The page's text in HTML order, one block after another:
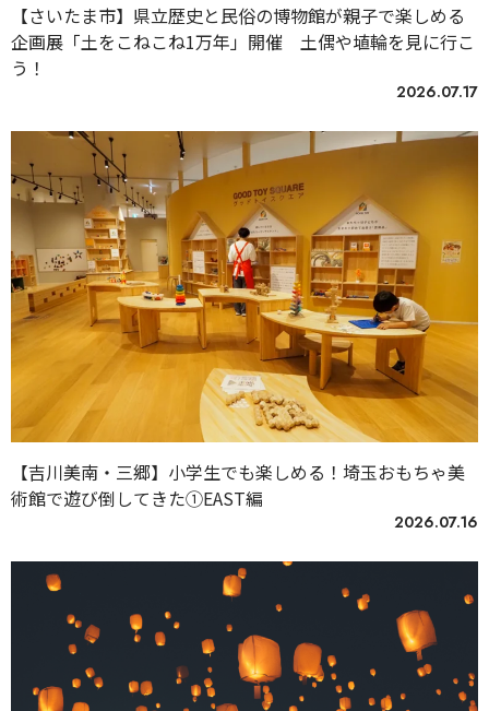
【さいたま市】県立歴史と民俗の博物館が親子で楽しめる
企画展「土をこねこね1万年」開催 土偶や埴輪を見に行こ
う！
2026.07.17
【吉川美南・三郷】小学生でも楽しめる！埼玉おもちゃ美
術館で遊び倒してきた①EAST編
2026.07.16